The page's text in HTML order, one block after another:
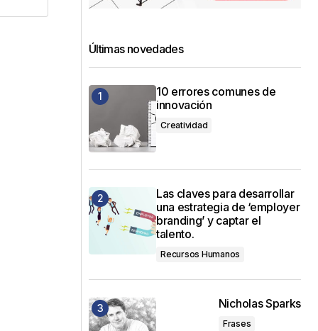
Últimas novedades
10 errores comunes de
innovación
Creatividad
Las claves para desarrollar
una estrategia de ‘employer
branding’ y captar el
talento.
Recursos Humanos
Nicholas Sparks
Frases